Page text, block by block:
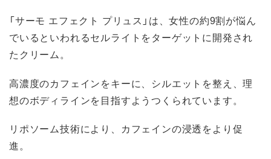
「サーモ エフェクト プリュス」は、女性の約9割が悩ん
でいるといわれるセルライトをターゲットに開発され
たクリーム。
高濃度のカフェインをキーに、シルエットを整え、理
想のボディラインを目指すようつくられています。
リポソーム技術により、カフェインの浸透をより促
進。